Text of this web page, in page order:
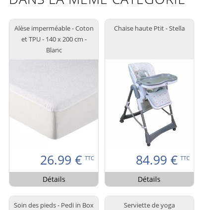
Alèse imperméable - Coton
et TPU - 140 x 200 cm -
Blanc
26.99 € TTC
Détails
Chaise haute Ptit - Stella
84.99 € TTC
Détails
Soin des pieds - Pedi in Box
Serviette de yoga